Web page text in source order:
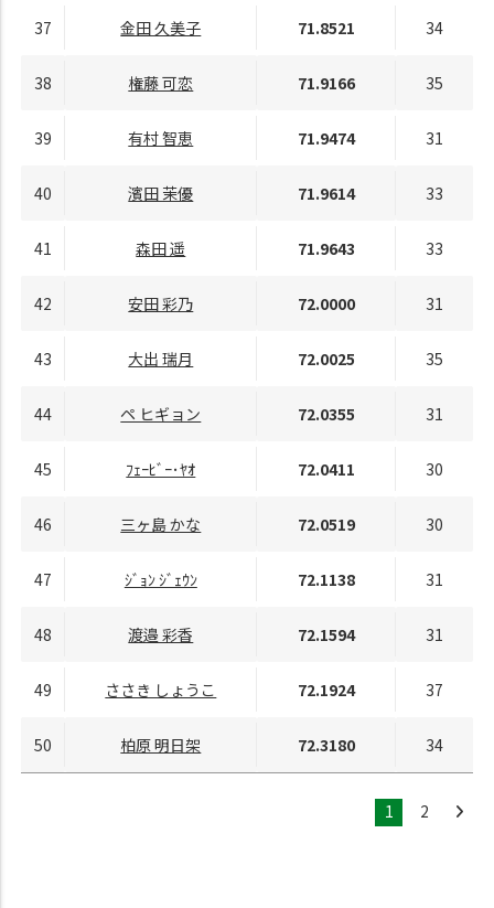
37 金田 久美子 71.8521 34
38 権藤 可恋 71.9166 35
39 有村 智恵 71.9474 31
40 濱田 茉優 71.9614 33
41 森田 遥 71.9643 33
42 安田 彩乃 72.0000 31
43 大出 瑞月 72.0025 35
44 ペ ヒギョン 72.0355 31
45 ﾌｪｰﾋﾞｰ･ﾔｵ 72.0411 30
46 三ヶ島 かな 72.0519 30
47 ｼﾞｮﾝ ｼﾞｪｳﾝ 72.1138 31
48 渡邉 彩香 72.1594 31
49 ささき しょうこ 72.1924 37
50 柏原 明日架 72.3180 34
1 2